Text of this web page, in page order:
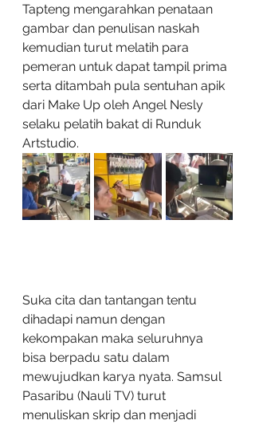
Tapteng mengarahkan penataan
gambar dan penulisan naskah
kemudian turut melatih para
pemeran untuk dapat tampil prima
serta ditambah pula sentuhan apik
dari Make Up oleh Angel Nesly
selaku pelatih bakat di Runduk
Artstudio.
Suka cita dan tantangan tentu
dihadapi namun dengan
kekompakan maka seluruhnya
bisa berpadu satu dalam
mewujudkan karya nyata. Samsul
Pasaribu (Nauli TV) turut
menuliskan skrip dan menjadi